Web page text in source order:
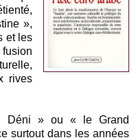
»,
et les
rives
Déni » ou « le Grand
surtout dans les années